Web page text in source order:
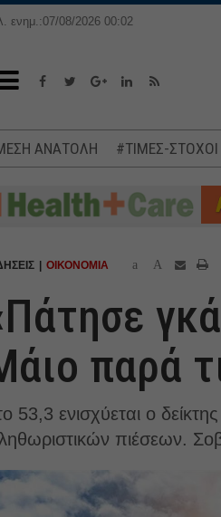
ενημ.:07/08/2026 00:02
ΑΝΑΤΟΛΗ #ΤΙΜΕΣ-
ΟΙΚΟΝΟΜΙΑ a A
παρά
53,3 ενισχύεται ο
πιέσεων.